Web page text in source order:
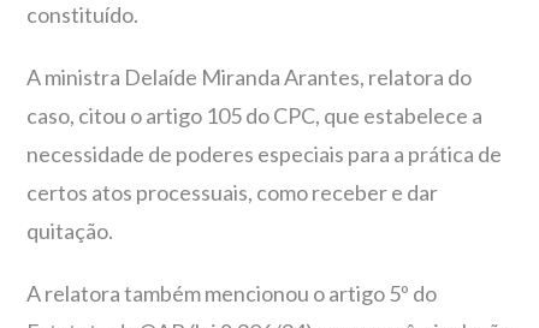
constituído.
A ministra Delaíde Miranda Arantes, relatora do
caso, citou o artigo 105 do CPC, que estabelece a
necessidade de poderes especiais para a prática de
certos atos processuais, como receber e dar
quitação.
A relatora também mencionou o artigo 5º do